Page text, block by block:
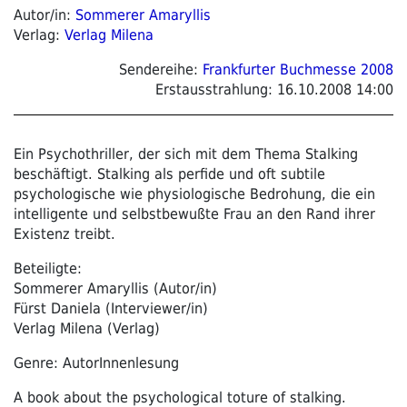
Autor/in: Sommerer Amaryllis
Verlag: Verlag Milena
Sendereihe: Frankfurter Buchmesse 2008
Erstausstrahlung: 16.10.2008 14:00
Ein Psychothriller, der sich mit dem Thema Stalking
beschäftigt. Stalking als perfide und oft subtile
psychologische wie physiologische Bedrohung, die ein
intelligente und selbstbewußte Frau an den Rand ihrer
Existenz treibt.
Beteiligte:
Sommerer Amaryllis (Autor/in)
Fürst Daniela (Interviewer/in)
Verlag Milena (Verlag)
Genre: AutorInnenlesung
A book about the psychological toture of stalking.